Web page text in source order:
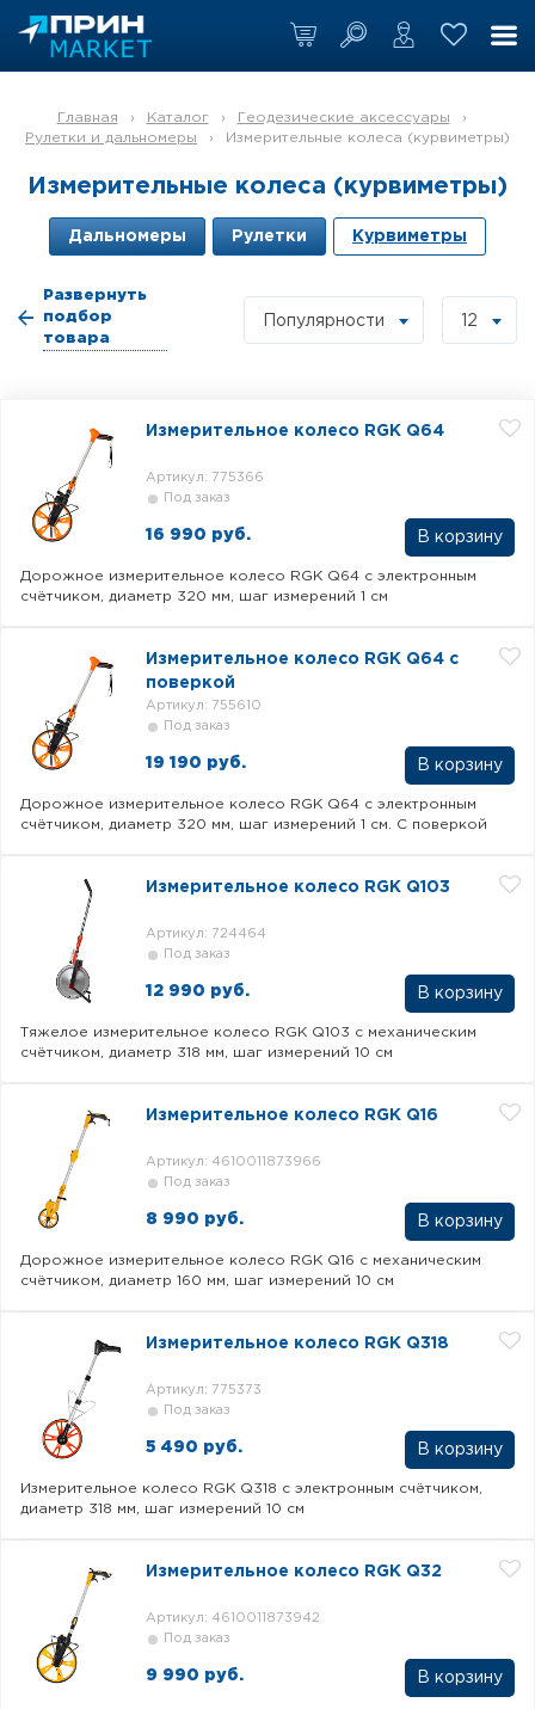
Главная › Каталог › Геодезические аксессуары
›
Рулетки и дальномеры
› Измерительные колеса (курвиметры)
Измерительные колеса (курвиметры)
Дальномеры Рулетки Курвиметры
Развернуть
подбор
товара
Популярности 12
Измерительное колесо RGK Q64
Под заказ
Артикул: 775366
16 990 руб. В корзину
Дорожное измерительное колесо RGK Q64 с электронным
счётчиком, диаметр 320 мм, шаг измерений 1 см
Измерительное колесо RGK Q64 с
поверкой
Под заказ
Артикул: 755610
19 190 руб. В корзину
Дорожное измерительное колесо RGK Q64 с электронным
счётчиком, диаметр 320 мм, шаг измерений 1 см. С поверкой
Измерительное колесо RGK Q103
Под заказ
Артикул: 724464
12 990 руб. В корзину
Тяжелое измерительное колесо RGK Q103 с механическим
счётчиком, диаметр 318 мм, шаг измерений 10 см
Измерительное колесо RGK Q16
Под заказ
Артикул: 4610011873966
8 990 руб. В корзину
Дорожное измерительное колесо RGK Q16 с механическим
счётчиком, диаметр 160 мм, шаг измерений 10 см
Измерительное колесо RGK Q318
Под заказ
Артикул: 775373
5 490 руб. В корзину
Измерительное колесо RGK Q318 с электронным счётчиком,
диаметр 318 мм, шаг измерений 10 см
Измерительное колесо RGK Q32
Под заказ
Артикул: 4610011873942
9 990 руб. В корзину